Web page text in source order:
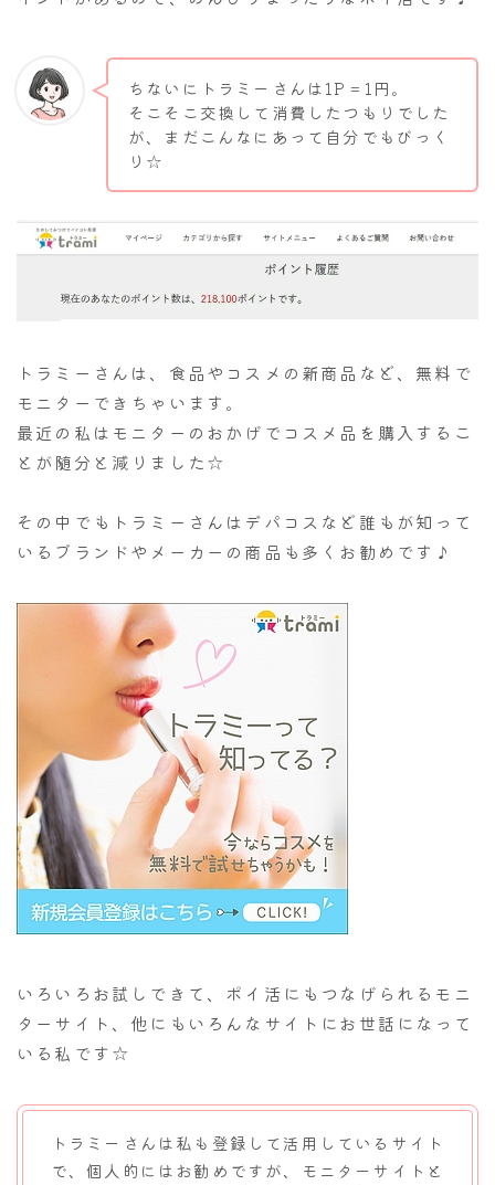
ちないにトラミーさんは1P＝1円。
そこそこ交換して消費したつもりでした
が、まだこんなにあって自分でもびっく
り☆
トラミーさんは、食品やコスメの新商品など、無料で
モニターできちゃいます。
最近の私はモニターのおかげでコスメ品を購入するこ
とが随分と減りました☆
その中でもトラミーさんはデパコスなど誰もが知って
いるブランドやメーカーの商品も多くお勧めです♪
いろいろお試しできて、ポイ活にもつなげられるモニ
ターサイト、他にもいろんなサイトにお世話になって
いる私です☆
トラミーさんは私も登録して活用しているサイト
で、個人的にはお勧めですが、モニターサイトと